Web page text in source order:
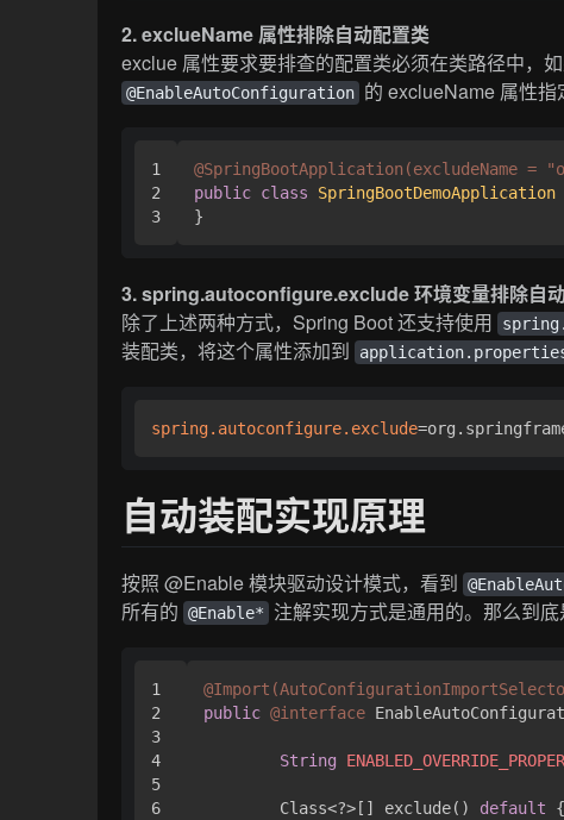
2. exclueName 属性排除自动配置类
exclue 属性要求要排查的配置类必须在类路径中，
@EnableAutoConfiguration 的 exclueName 属性指
1
2
@SpringBootApplication(excludeName =
public class SpringBootDemoApplication
}
3. spring.autoconfigure.exclude 环境变量排除自
除了上述两种方式，Spring Boot 还支持使用
装配类，将这个属性添加到
spring.autoconfigure.exclude
自动装配实现原理
按照 @Enable 模块驱动设计模式，看到
所有的 @Enable* 注解实现方式是通用的。那么到
1
2
3
4
5
6
public @interface
String
	Class<?>[] exclude()
default